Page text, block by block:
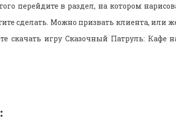
перейдите в раздел, на котором
сделать. Можно призвать клиента, или
скачать игру Сказочный Патруль: Кафе